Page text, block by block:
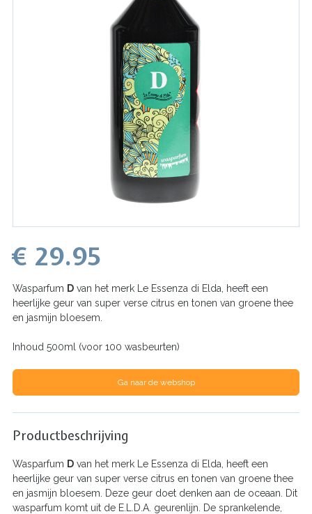
€ 29.95
Wasparfum D van het merk Le Essenza di Elda, heeft een
heerlijke geur van super verse citrus en tonen van groene thee
en jasmijn bloesem.
Inhoud 500ml (voor 100 wasbeurten)
Ga naar de webshop
Productbeschrijving
Wasparfum D van het merk Le Essenza di Elda, heeft een
heerlijke geur van super verse citrus en tonen van groene thee
en jasmijn bloesem. Deze geur doet denken aan de oceaan. Dit
wasparfum komt uit de E.L.D.A. geurenlijn. De sprankelende,